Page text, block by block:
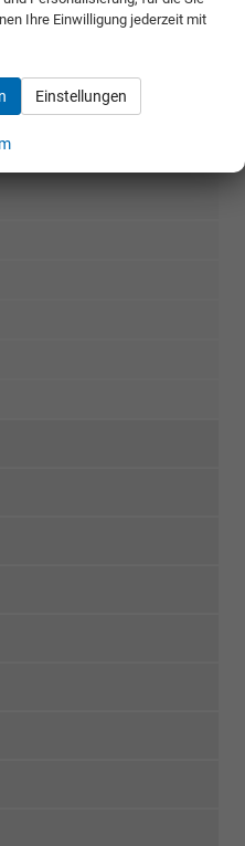
Ihre Einwilligung jederzeit mit
Einstellungen